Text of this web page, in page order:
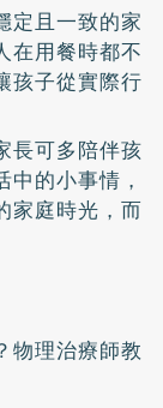
定且一致的家
在用餐時都不
孩子從實際行
長可多陪伴孩
的小事情，
家庭時光，而
物理治療師教